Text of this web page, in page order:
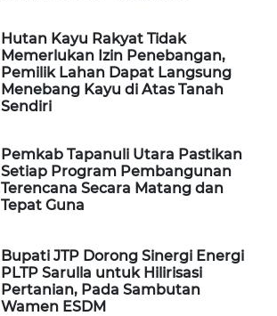
Hutan Kayu Rakyat Tidak
Memerlukan Izin Penebangan,
Pemilik Lahan Dapat Langsung
Menebang Kayu di Atas Tanah
Sendiri
Pemkab Tapanuli Utara Pastikan
Setiap Program Pembangunan
Terencana Secara Matang dan
Tepat Guna
Bupati JTP Dorong Sinergi Energi
PLTP Sarulla untuk Hilirisasi
Pertanian, Pada Sambutan
Wamen ESDM